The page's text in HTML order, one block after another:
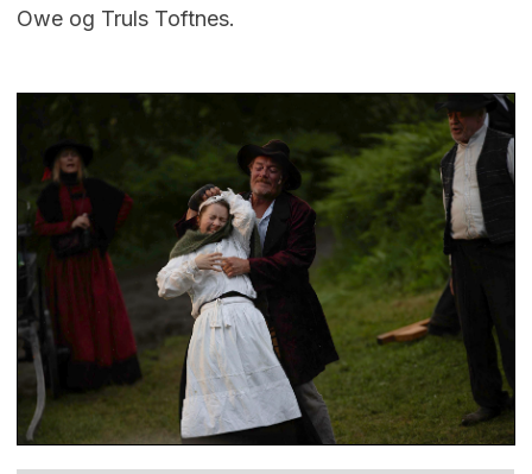
Owe og Truls Toftnes.